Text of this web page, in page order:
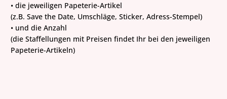
• die jeweiligen Papeterie-Artikel
(z.B. Save the Date, Umschläge, Sticker, Adress-Stempel)
• und die Anzahl
(die Staffellungen mit Preisen findet Ihr bei den jeweiligen
Papeterie-Artikeln)